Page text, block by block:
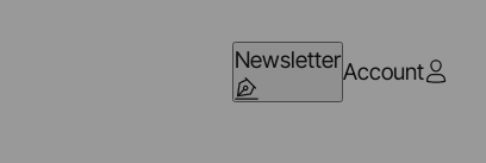
NewsletterAccount